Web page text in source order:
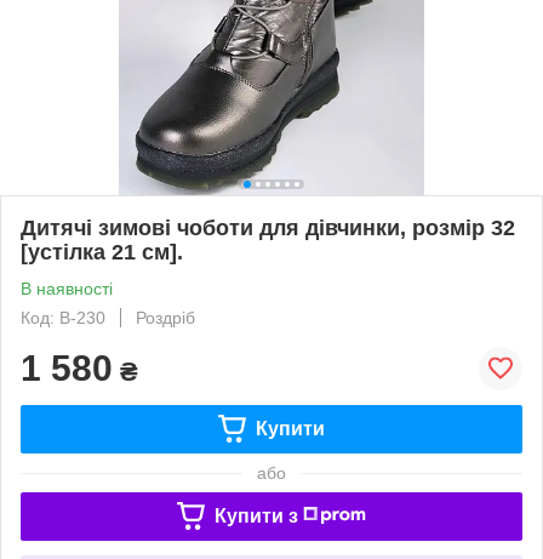
Дитячі зимові чоботи для дівчинки, розмір 32
[устілка 21 см].
В наявності
Код: B-230
Роздріб
1 580 ₴
Купити
або
Купити з